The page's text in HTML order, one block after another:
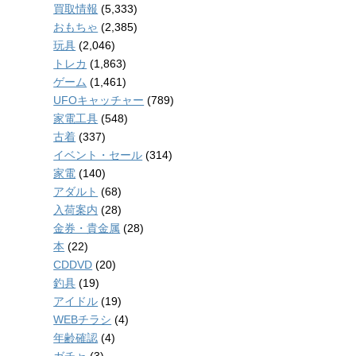
買取情報 (5,333)
おもちゃ (2,385)
玩具 (2,046)
トレカ (1,863)
ゲーム (1,461)
UFOキャッチャー (789)
家電工具 (548)
古着 (337)
イベント・セール (314)
家電 (140)
アダルト (68)
入荷案内 (28)
金券・貴金属 (28)
本 (22)
CDDVD (20)
釣具 (19)
アイドル (19)
WEBチラシ (4)
年齢確認 (4)